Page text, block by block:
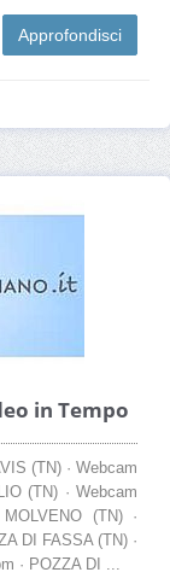
Approfondisci
in Tempo
(TN) · Webcam
(TN) · Webcam
(TN) ·
DI FASSA (TN) ·
· POZZA DI ...